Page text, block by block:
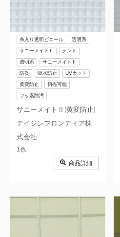
サニーメイトⅡ[黄変防止]
テイジンフロンティア株
式会社
糸入り透明ビニール 透明系
サニーメイトⅡ テント
透明系 サニーメイトⅡ
防炎 吸水防止 UVカット
黄変防止 切売可能
フッ素防汚
1色
商品詳細